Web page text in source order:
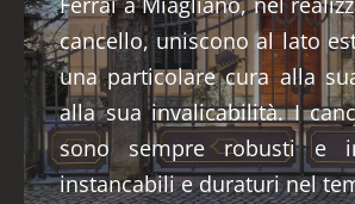
cancello, uniscono al lato
una particolare cura alla
alla sua invalicabilità. I
sono sempre robusti e
instancabili e duraturi nel